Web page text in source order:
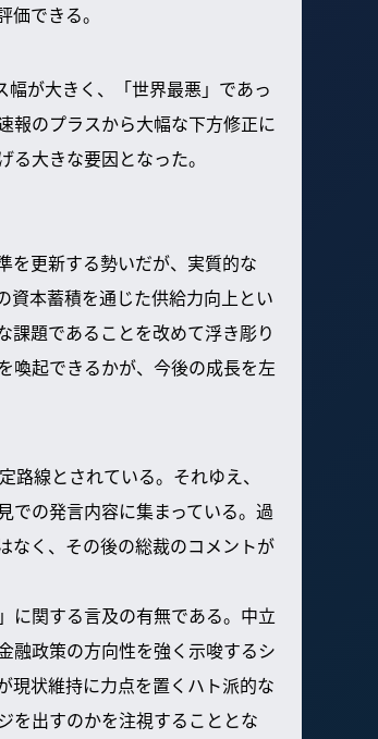
できる。
が大きく、「世界最悪」であっ
報のプラスから大幅な下方修正に
大きな要因となった。
を更新する勢いだが、実質的な
資本蓄積を通じた供給力向上とい
課題であることを改めて浮き彫り
喚起できるかが、今後の成長を左
線とされている。それゆえ、
での発言内容に集まっている。過
なく、その後の総裁のコメントが
に関する言及の有無である。中立
融政策の方向性を強く示唆するシ
現状維持に力点を置くハト派的な
を出すのかを注視することとな